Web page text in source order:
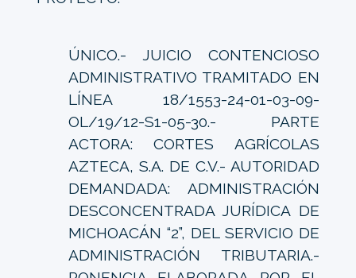
ÚNICO.- JUICIO CONTENCIOSO
ADMINISTRATIVO TRAMITADO EN
LÍNEA 18/1553-24-01-03-09-
OL/19/12-S1-05-30.- PARTE
ACTORA: CORTES AGRÍCOLAS
AZTECA, S.A. DE C.V.- AUTORIDAD
DEMANDADA: ADMINISTRACIÓN
DESCONCENTRADA JURÍDICA DE
MICHOACÁN “2”, DEL SERVICIO DE
ADMINISTRACIÓN TRIBUTARIA.-